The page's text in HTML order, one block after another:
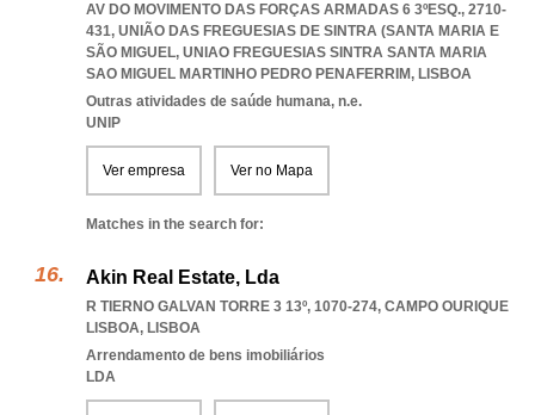
AV DO MOVIMENTO DAS FORÇAS ARMADAS 6 3ºESQ., 2710-
431, UNIÃO DAS FREGUESIAS DE SINTRA (SANTA MARIA E
SÃO MIGUEL, UNIAO FREGUESIAS SINTRA SANTA MARIA
SAO MIGUEL MARTINHO PEDRO PENAFERRIM, LISBOA
Outras atividades de saúde humana, n.e.
UNIP
Ver empresa Ver no Mapa
Matches in the search for:
Akin Real Estate, Lda
R TIERNO GALVAN TORRE 3 13º, 1070-274, CAMPO OURIQUE
LISBOA, LISBOA
Arrendamento de bens imobiliários
LDA